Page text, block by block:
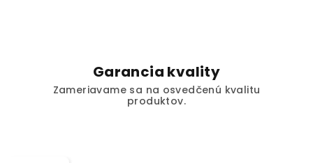
Garancia kvality
Zameriavame sa na osvedčenú kvalitu
produktov.